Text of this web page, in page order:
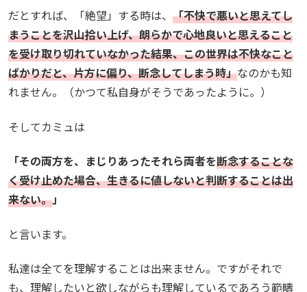
だとすれば、「絶望」する時は、 「不快で悪いと思えてし
まうことを沢山拾い上げ、朗らかで心地良いと思えること
を受け取り切れていなかった結果、この世界は不快なこと
ばかりだと、片方に偏り、断念してしまう時」なのかも知
れません。（かつて私自身がそうであったように。）
そしてカミュは
「その両方を、まじりあったそれら両者を断念することな
く受け止めた場合、生きるに値しないと判断することは出
来ない。」
と言います。
私達は全てを理解することは出来ません。ですがそれで
も、理解したいと欲しながらも理解しているであろう範疇